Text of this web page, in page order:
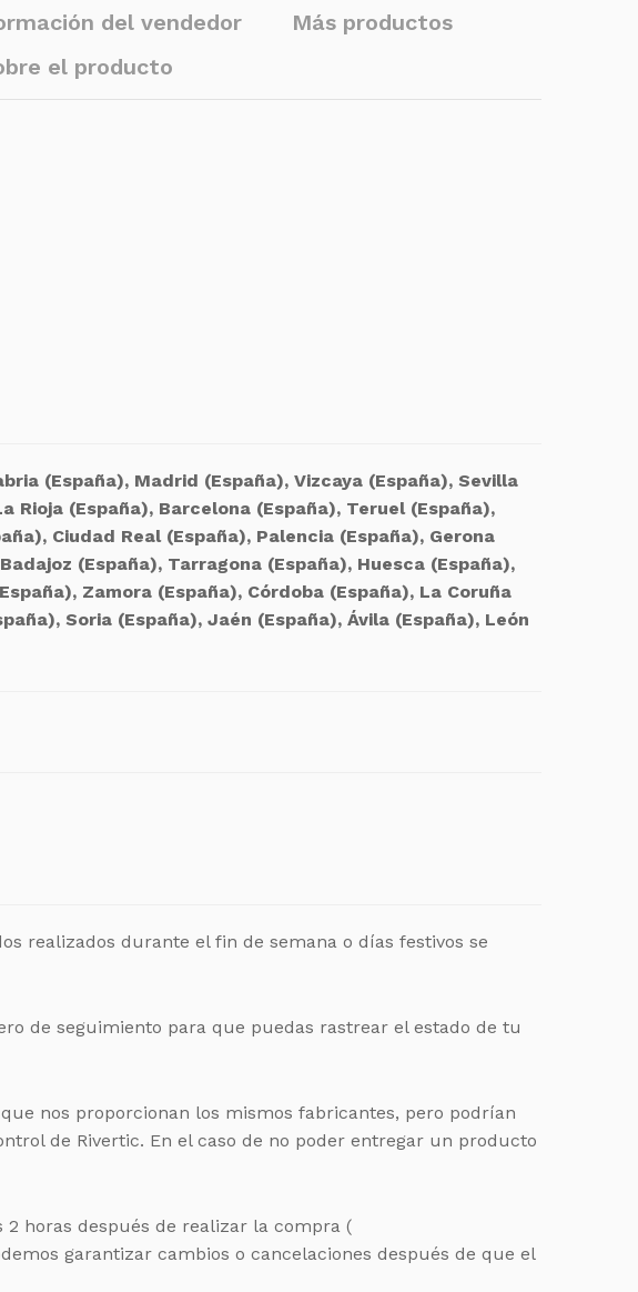
del vendedor
Más productos
el producto
(España), Madrid (España), Vizcaya (España), Sevilla
Rioja (España), Barcelona (España), Teruel (España),
Ciudad Real (España), Palencia (España), Gerona
(España), Tarragona (España), Huesca (España),
Zamora (España), Córdoba (España), La Coruña
Soria (España), Jaén (España), Ávila (España), León
realizados durante el fin de semana o días festivos se
de seguimiento para que puedas rastrear el estado de tu
nos proporcionan los mismos fabricantes, pero podrían
de Rivertic. En el caso de no poder entregar un producto
horas después de realizar la compra (
garantizar cambios o cancelaciones después de que el